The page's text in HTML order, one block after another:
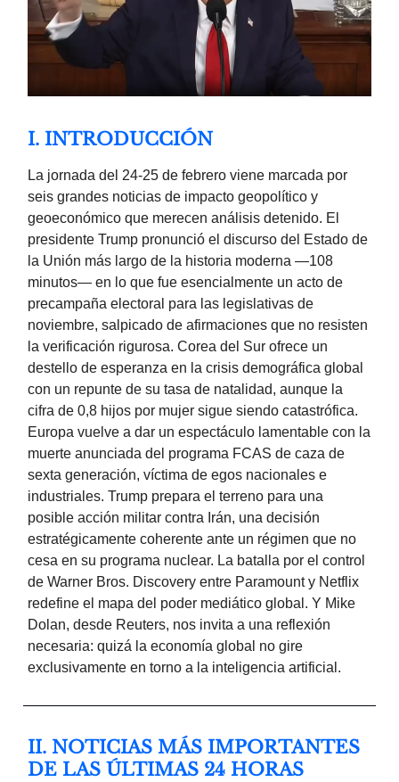
I. INTRODUCCIÓN
La jornada del 24-25 de febrero viene marcada por
seis grandes noticias de impacto geopolítico y
geoeconómico que merecen análisis detenido. El
presidente Trump pronunció el discurso del Estado de
la Unión más largo de la historia moderna —108
minutos— en lo que fue esencialmente un acto de
precampaña electoral para las legislativas de
noviembre, salpicado de afirmaciones que no resisten
la verificación rigurosa. Corea del Sur ofrece un
destello de esperanza en la crisis demográfica global
con un repunte de su tasa de natalidad, aunque la
cifra de 0,8 hijos por mujer sigue siendo catastrófica.
Europa vuelve a dar un espectáculo lamentable con la
muerte anunciada del programa FCAS de caza de
sexta generación, víctima de egos nacionales e
industriales. Trump prepara el terreno para una
posible acción militar contra Irán, una decisión
estratégicamente coherente ante un régimen que no
cesa en su programa nuclear. La batalla por el control
de Warner Bros. Discovery entre Paramount y Netflix
redefine el mapa del poder mediático global. Y Mike
Dolan, desde Reuters, nos invita a una reflexión
necesaria: quizá la economía global no gire
exclusivamente en torno a la inteligencia artificial.
II. NOTICIAS MÁS IMPORTANTES
DE LAS ÚLTIMAS 24 HORAS